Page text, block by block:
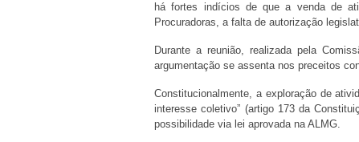
há fortes indícios de que a venda de
Procuradoras, a falta de autorização
Durante a reunião, realizada pela
argumentação se assenta nos preceitos
Constitucionalmente, a exploração de
interesse coletivo” (artigo 173 da
possibilidade via lei aprovada na ALMG.